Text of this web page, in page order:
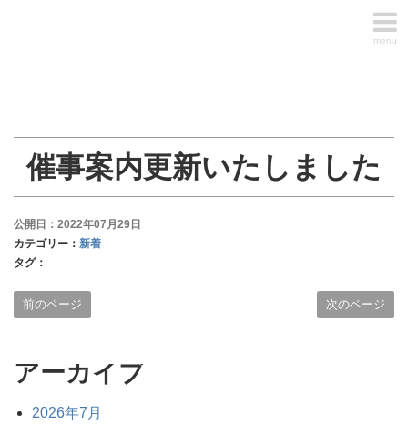
menu
催事案内更新いたしました
公開日：2022年07月29日
カテゴリー： 新着
タグ：
前のページ 次のページ
アーカイブ
2026年7月